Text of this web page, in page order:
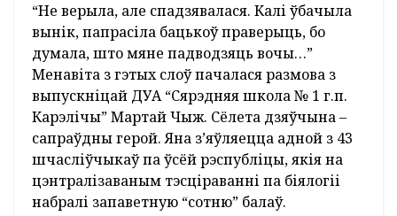
“Не верыла, але спадзявалася. Калі ўбачыла
вынік, папрасіла бацькоў праверыць, бо
думала, што мяне падводзяць вочы…”
Менавіта з гэтых слоў пачалася размова з
выпускніцай ДУА “Сярэдняя школа № 1 г.п.
Карэлічы” Мартай Чыж. Сёлета дзяўчына –
сапраўдны герой. Яна з’яўляецца адной з 43
шчасліўчыкаў па ўсёй рэспубліцы, якія на
цэнтралізаваным тэсціраванні па біялогіі
набралі запаветную “сотню” балаў.